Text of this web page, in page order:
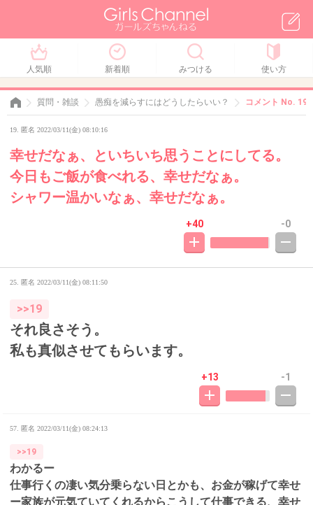
人気順 新着順 みつける 使い方
質問・雑談 愚痴を減らすにはどうしたらいい？ コメント No. 19
19. 匿名 2022/03/11(金) 08:10:16
幸せだなぁ、といちいち思うことにしてる。
今日もご飯が食べれる、幸せだなぁ。
シャワー温かいなぁ、幸せだなぁ。
+40 -0
25. 匿名 2022/03/11(金) 08:11:50
>>19
それ良さそう。
私も真似させてもらいます。
+13 -1
57. 匿名 2022/03/11(金) 08:24:13
>>19
わかるー
仕事行くの凄い気分乗らない日とかも、お金が稼げて幸せ
ー家族が元気ていてくれるからこうして仕事できる、幸せ